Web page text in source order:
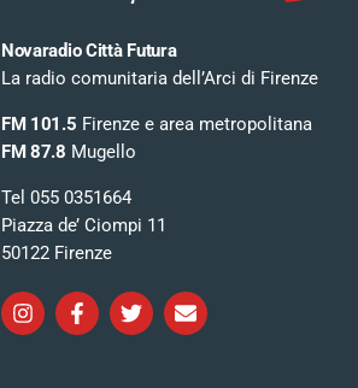
Novaradio Città Futura
La radio comunitaria dell’Arci di Firenze
FM 101.5 Firenze e area metropolitana
FM 87.8 Mugello
Tel 055 0351664
Piazza de’ Ciompi 11
50122 Firenze